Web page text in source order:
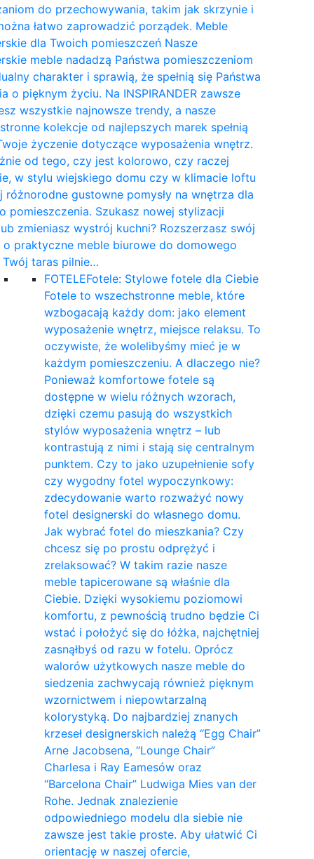
do przechowywania, takim jak skrzynie i
łatwo zaprowadzić porządek. Meble
dla Twoich pomieszczeń Nasze
meble nadadzą Państwa pomieszczeniom
charakter i sprawią, że spełnią się Państwa
o pięknym życiu. Na INSPIRANDER zawsze
wszystkie najnowsze trendy, a nasze
kolekcje od najlepszych marek spełnią
życzenie dotyczące wyposażenia wnętrz.
od tego, czy jest kolorowo, czy raczej
w stylu wiejskiego domu czy w klimacie loftu
różnorodne gustowne pomysły na wnętrza dla
pomieszczenia. Szukasz nowej stylizacji
zmieniasz wystrój kuchni? Rozszerzasz swój
o praktyczne meble biurowe do domowego
Twój taras pilnie…
FOTELEFotele: Stylowe fotele dla Ciebie
Fotele to wszechstronne meble, które
wzbogacają każdy dom: jako element
wyposażenie wnętrz, miejsce relaksu. To
oczywiste, że wolelibyśmy mieć je w
każdym pomieszczeniu. A dlaczego nie?
Ponieważ komfortowe fotele są
dostępne w wielu różnych wzorach,
dzięki czemu pasują do wszystkich
stylów wyposażenia wnętrz – lub
kontrastują z nimi i stają się centralnym
punktem. Czy to jako uzupełnienie sofy
czy wygodny fotel wypoczynkowy:
zdecydowanie warto rozważyć nowy
fotel designerski do własnego domu.
Jak wybrać fotel do mieszkania? Czy
chcesz się po prostu odprężyć i
zrelaksować? W takim razie nasze
meble tapicerowane są właśnie dla
Ciebie. Dzięki wysokiemu poziomowi
komfortu, z pewnością trudno będzie Ci
wstać i położyć się do łóżka, najchętniej
zasnąłbyś od razu w fotelu. Oprócz
walorów użytkowych nasze meble do
siedzenia zachwycają również pięknym
wzornictwem i niepowtarzalną
kolorystyką. Do najbardziej znanych
krzeseł designerskich należą “Egg Chair”
Arne Jacobsena, “Lounge Chair”
Charlesa i Ray Eamesów oraz
“Barcelona Chair” Ludwiga Mies van der
Rohe. Jednak znalezienie
odpowiedniego modelu dla siebie nie
zawsze jest takie proste. Aby ułatwić Ci
orientację w naszej ofercie,